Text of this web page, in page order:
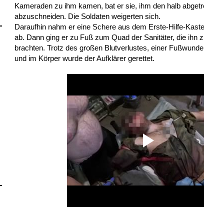
Kameraden zu ihm kamen, bat er sie, ihm den halb
abzuschneiden. Die Soldaten weigerten sich.
Daraufhin nahm er eine Schere aus dem Erste-Hilfe-
ab. Dann ging er zu Fuß zum Quad der Sanitäter, die ihn
brachten. Trotz des großen Blutverlustes, einer
und im Körper wurde der Aufklärer gerettet.